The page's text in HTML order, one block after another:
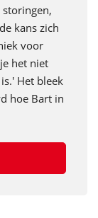
kans zich
voor
het niet
Het bleek
hoe Bart in